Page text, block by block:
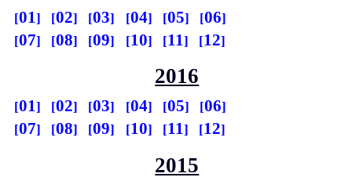
01 02 03 04 05
06
07
08 09 10 11 12
2016
01 02 03 04 05
06
07
08 09 10 11 12
2015